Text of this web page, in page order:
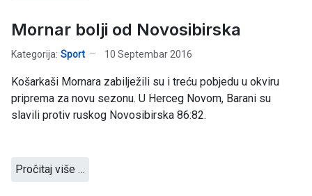
Mornar bolji od Novosibirska
Kategorija: Sport 10 Septembar 2016
Košarkaši Mornara zabilježili su i treću pobjedu u okviru
priprema za novu sezonu. U Herceg Novom, Barani su
slavili protiv ruskog Novosibirska 86:82.
Pročitaj više …